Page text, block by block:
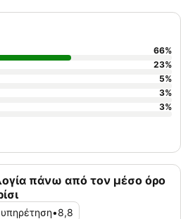
πάνω από τον μέσο όρο
•8,8
66%
23%
5%
3%
3%